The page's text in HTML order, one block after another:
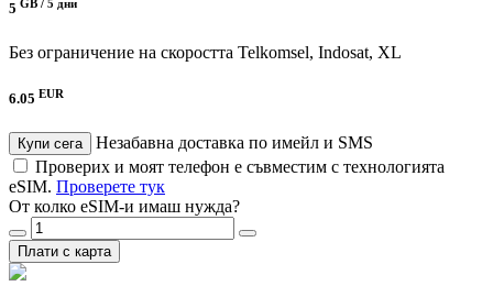
5 GB / 5 дни
Без ограничение на скоростта Telkomsel, Indosat, XL
6.05 EUR
Купи сега
Незабавна доставка по имейл и SMS
Проверих и моят телефон е съвместим с технологията
eSIM. Проверете тук
От колко eSIM-и имаш нужда?
Плати с карта